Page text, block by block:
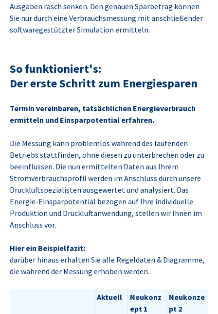
Ausgaben rasch senken. Den genauen Sparbetrag können
Sie nur durch eine Verbrauchsmessung mit anschließender
softwaregestützter Simulation ermitteln.
So funktioniert's:
Der erste Schritt zum Energiesparen
Termin vereinbaren, tatsächlichen Energieverbrauch
ermitteln und Einsparpotential erfahren.
Die Messung kann problemlos während des laufenden
Betriebs stattfinden, ohne diesen zu unterbrechen oder zu
beeinflussen. Die nun ermittelten Daten aus Ihrem
Stromverbrauchsprofil werden im Anschluss durch unsere
Druckluftspezialisten ausgewertet und analysiert. Das
Energie-Einsparpotential bezogen auf Ihre individuelle
Produktion und Druckluftanwendung, stellen wir Ihnen im
Anschluss vor.
Hier ein Beispielfazit:
darüber hinaus erhalten Sie alle Regeldaten & Diagramme,
die während der Messung erhoben werden.
Aktuell
Neukonz
ept 1
Neukonze
pt 2